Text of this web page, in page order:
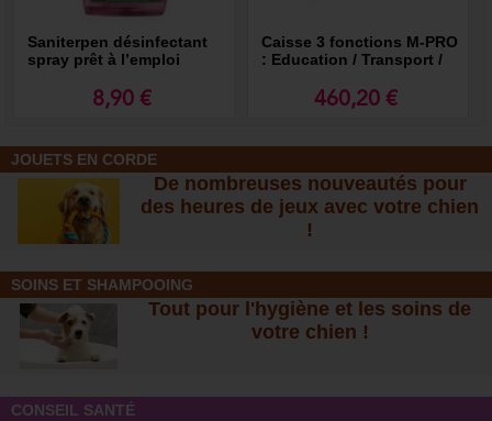
Saniterpen désinfectant
spray prêt à l’emploi
8,90 €
Caisse 3 fonctions M-PRO
: Education / Transport /
460,20 €
JOUETS EN CORDE
De nombreuses nouveautés pour
des heures de jeux avec votre chien
!
SOINS ET SHAMPOOING
Tout pour l'hygiène et les soins de
votre chien !
CONSEIL SANTÉ